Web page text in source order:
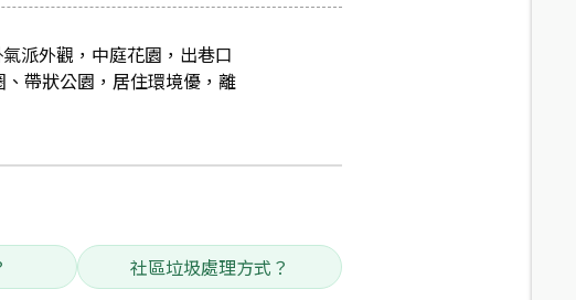
派外觀，中庭花園，出巷口
帶狀公園，居住環境優，離
社區垃圾處理方式？